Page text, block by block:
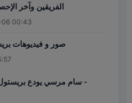
الفريقين وآخر
00:43
صور و فيديوهات
سام مرسي يودع بريستول